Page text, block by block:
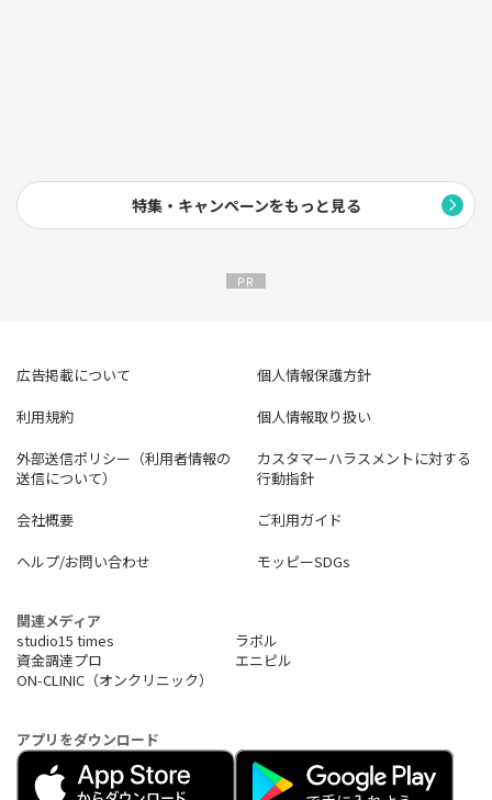
特集・キャンペーンをもっと見る
広告掲載について
個人情報保護方針
利用規約
個人情報取り扱い
外部送信ポリシー（利用者情報の
送信について）
カスタマーハラスメントに対する
行動指針
会社概要
ご利用ガイド
ヘルプ/お問い合わせ
モッピーSDGs
関連メディア
studio15 times
ラボル
資金調達プロ
エニピル
ON-CLINIC（オンクリニック）
アプリをダウンロード